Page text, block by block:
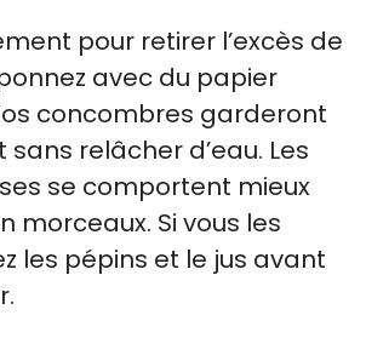
pour retirer l’excès de
avec du papier
concombres garderont
relâcher d’eau. Les
se comportent mieux
morceaux. Si vous les
les pépins et le jus avant